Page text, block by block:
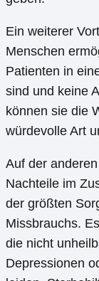
Ein weiterer
Menschen
Patienten in
sind und keine
können sie die
würdevolle Art
Auf der
Nachteile im
der größten
Missbrauchs.
die nicht
Depressionen